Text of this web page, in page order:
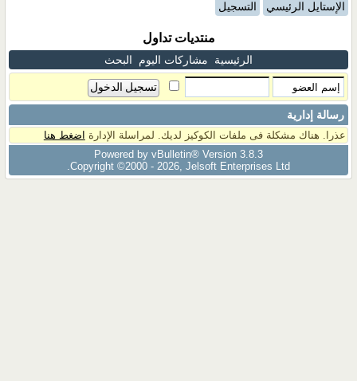
الإستايل الرئيسي التسجيل
منتديات تداول
الرئيسية مشاركات اليوم البحث
رسالة إدارية
عذرا. هناك مشكلة فى ملفات الكوكيز لديك. لمراسلة الإدارة اضغط هنا
Powered by vBulletin® Version 3.8.3
Copyright ©2000 - 2026, Jelsoft Enterprises Ltd.